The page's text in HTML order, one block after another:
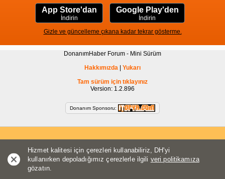
App Store'dan
İndirin
Google Play'den
İndirin
Gizle ve güncelleme çıkana kadar tekrar gösterme.
DonanımHaber Forum - Mini Sürüm
Hakkımızda
Yukarı
Tam sürüm için tıklayınız
Version: 1.2.896
Donanım Sponsoru:
Hizmet kalitesi için çerezleri kullanabiliriz, DH'yi
kullanırken depoladığımız çerezlerle ilgili veri politikamıza
gözatın.